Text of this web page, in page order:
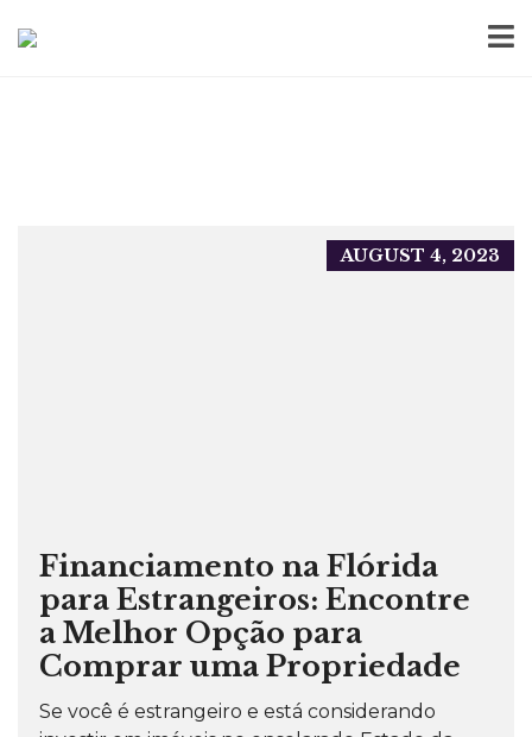
AUGUST 4, 2023
Financiamento na Flórida
para Estrangeiros: Encontre
a Melhor Opção para
Comprar uma Propriedade
Se você é estrangeiro e está considerando